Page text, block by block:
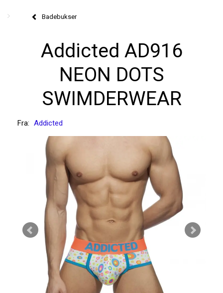
Badebukser
Addicted AD916
NEON DOTS
SWIMDERWEAR
Fra: Addicted